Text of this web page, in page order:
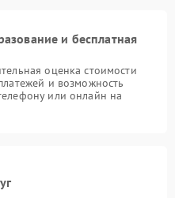
и бесплатная
оценка стоимости
и возможность
или онлайн на